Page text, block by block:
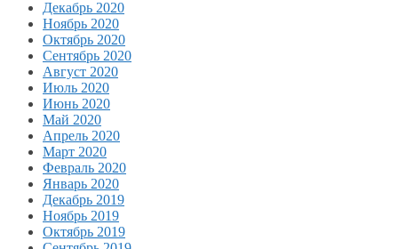
Декабрь 2020
Ноябрь 2020
Октябрь 2020
Сентябрь 2020
Август 2020
Июль 2020
Июнь 2020
Май 2020
Апрель 2020
Март 2020
Февраль 2020
Январь 2020
Декабрь 2019
Ноябрь 2019
Октябрь 2019